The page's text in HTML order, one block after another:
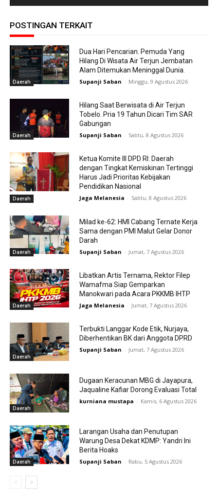
POSTINGAN TERKAIT
Daerah
Dua Hari Pencarian. Pemuda Yang
Hilang Di Wisata Air Terjun Jembatan
Alam Ditemukan Meninggal Dunia.
Supanji Saban - Minggu, 9 Agustus 2026
Daerah
Hilang Saat Berwisata di Air Terjun
Tobelo. Pria 19 Tahun Dicari Tim SAR
Gabungan
Supanji Saban - Sabtu, 8 Agustus 2026
Daerah
Ketua Komite III DPD RI: Daerah
dengan Tingkat Kemiskinan Tertinggi
Harus Jadi Prioritas Kebijakan
Pendidikan Nasional
Jaga Melanesia - Sabtu, 8 Agustus 2026
Daerah
Milad ke-62: HMI Cabang Ternate Kerja
Sama dengan PMI Malut Gelar Donor
Darah
Supanji Saban - Jumat, 7 Agustus 2026
Daerah
Libatkan Artis Ternama, Rektor Filep
Wamafma Siap Gemparkan
Manokwari pada Acara PKKMB IHTP
Jaga Melanesia - Jumat, 7 Agustus 2026
Daerah
Terbukti Langgar Kode Etik, Nurjaya,
Diberhentikan BK dari Anggota DPRD
Supanji Saban - Jumat, 7 Agustus 2026
Daerah
Dugaan Keracunan MBG di Jayapura,
Jaqualine Kafiar Dorong Evaluasi Total
kurniana mustapa - Kamis, 6 Agustus 2026
Daerah
Larangan Usaha dan Penutupan
Warung Desa Dekat KDMP: Yandri Ini
Berita Hoaks
Supanji Saban - Rabu, 5 Agustus 2026